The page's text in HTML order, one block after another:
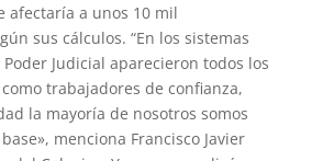
afectaría a unos 10 mil
sus cálculos. “En los sistemas
Judicial aparecieron todos los
trabajadores de confianza,
la mayoría de nosotros somos
menciona Francisco Javier